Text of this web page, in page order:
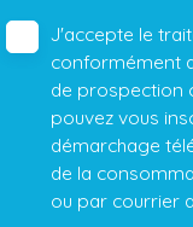
J'accepte le
conformément
de prospection
pouvez vous
démarchage
de la
ou par courrier